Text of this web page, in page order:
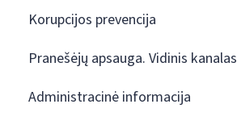
Korupcijos prevencija
Pranešėjų apsauga. Vidinis kanalas
Administracinė informacija